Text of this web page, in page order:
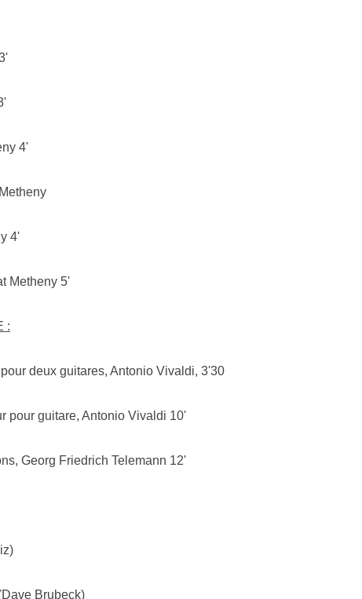
4'
4'
Metheny 5'
:
deux guitares, Antonio Vivaldi, 3'30
pour guitare, Antonio Vivaldi 10'
Georg Friedrich Telemann 12'
Brubeck)